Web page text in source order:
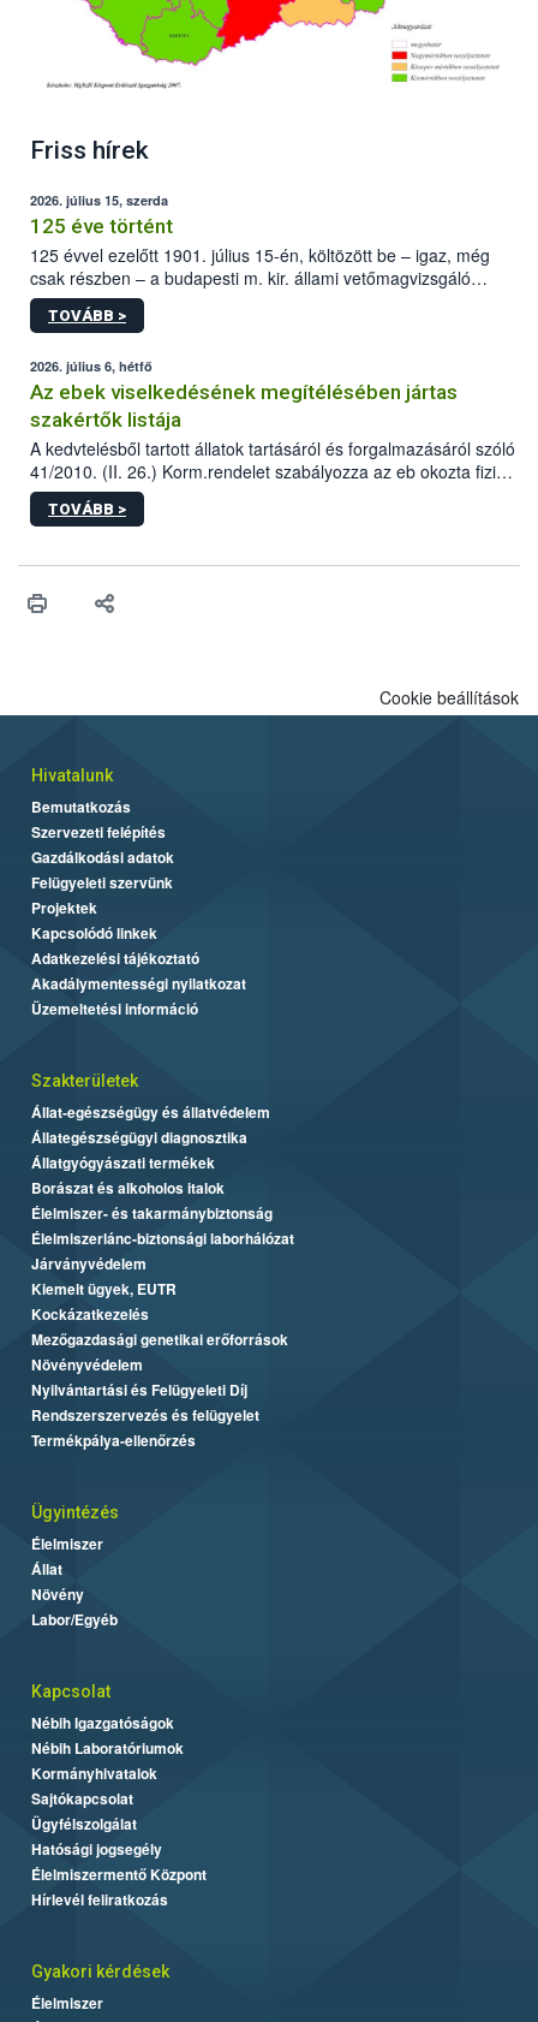
Friss hírek
2026. július 15, szerda
125 éve történt
125 évvel ezelőtt 1901. július 15-én, költözött be – igaz, még
csak részben – a budapesti m. kir. állami vetőmagvizsgáló
állomás a Kis Rókus utca 15. szám alatti, Czigler Győző által
tervezett új épületébe.
TOVÁBB >
2026. július 6, hétfő
Az ebek viselkedésének megítélésében jártas
szakértők listája
A kedvtelésből tartott állatok tartásáról és forgalmazásáról szóló
41/2010. (II. 26.) Korm.rendelet szabályozza az eb okozta fizikai
sérülés, illetve ennek veszélye keletkezésekor felmerülő
hatósági feladatokat, valamint a veszélyes eb tartását és annak
vonni az ebek viselkedésének megítélésében jártas szakértőt.
TOVÁBB >
Cookie beállítások
Hivatalunk
Bemutatkozás
Szervezeti felépítés
Gazdálkodási adatok
Felügyeleti szervünk
Projektek
Kapcsolódó linkek
Adatkezelési tájékoztató
Akadálymentességi nyilatkozat
Üzemeltetési információ
Szakterületek
Állat-egészségügy és állatvédelem
Állategészségügyi diagnosztika
Állatgyógyászati termékek
Borászat és alkoholos italok
Élelmiszer- és takarmánybiztonság
Élelmiszerlánc-biztonsági laborhálózat
Járványvédelem
Kiemelt ügyek, EUTR
Kockázatkezelés
Mezőgazdasági genetikai erőforrások
Növényvédelem
Nyilvántartási és Felügyeleti Díj
Rendszerszervezés és felügyelet
Termékpálya-ellenőrzés
Ügyintézés
Élelmiszer
Állat
Növény
Labor/Egyéb
Kapcsolat
Nébih Igazgatóságok
Nébih Laboratóriumok
Kormányhivatalok
Sajtókapcsolat
Ügyfélszolgálat
Hatósági jogsegély
Élelmiszermentő Központ
Hírlevél feliratkozás
Gyakori kérdések
Élelmiszer